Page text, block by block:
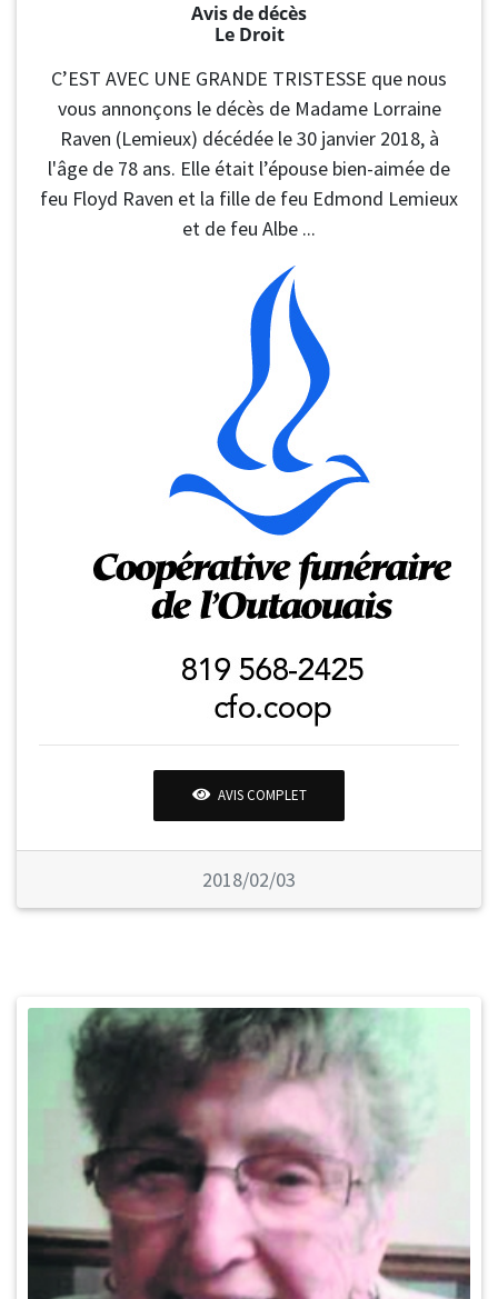
Avis de décès
Le Droit
C’EST AVEC UNE GRANDE TRISTESSE que nous
vous annonçons le décès de Madame Lorraine
Raven (Lemieux) décédée le 30 janvier 2018, à
l'âge de 78 ans. Elle était l’épouse bien-aimée de
feu Floyd Raven et la fille de feu Edmond Lemieux
et de feu Albe ...
AVIS COMPLET
2018/02/03